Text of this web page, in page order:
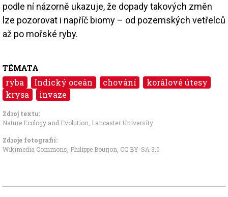
podle ní názorně ukazuje, že dopady takových změn
lze pozorovat i napříč biomy – od pozemských vetřelců
až po mořské ryby.
TÉMATA
ryba Indický oceán chování
korálové útesy
krysa
invaze
Zdroj textu:
Nature Ecology and Evolution Lancaster University
Zdroje fotografii:
Wikimedia Commons, Philippe Bourjon CC BY-SA 3.0